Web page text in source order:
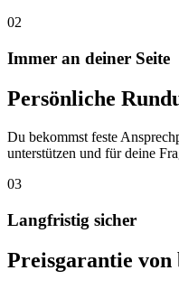
02
Immer an deiner Seite
Persönliche
Du bekommst feste
unterstützen und für deine
03
Langfristig sicher
Preisgarantie von